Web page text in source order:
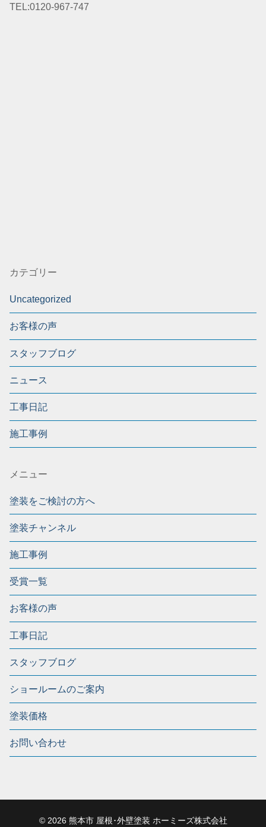
TEL:0120-967-747
カテゴリー
Uncategorized
お客様の声
スタッフブログ
ニュース
工事日記
施工事例
メニュー
塗装をご検討の方へ
塗装チャンネル
施工事例
受賞一覧
お客様の声
工事日記
スタッフブログ
ショールームのご案内
塗装価格
お問い合わせ
© 2026 熊本市 屋根･外壁塗装 ホーミーズ株式会社